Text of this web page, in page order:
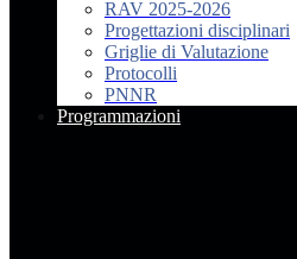
RAV 2025-2026
Progettazioni disciplinari
Griglie di Valutazione
Protocolli
PNNR
Programmazioni